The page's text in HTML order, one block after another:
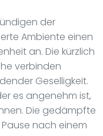
der
Ambiente einen
an. Die kürzlich
verbinden
Geselligkeit.
es angenehm ist,
Die gedämpfte
nach einem